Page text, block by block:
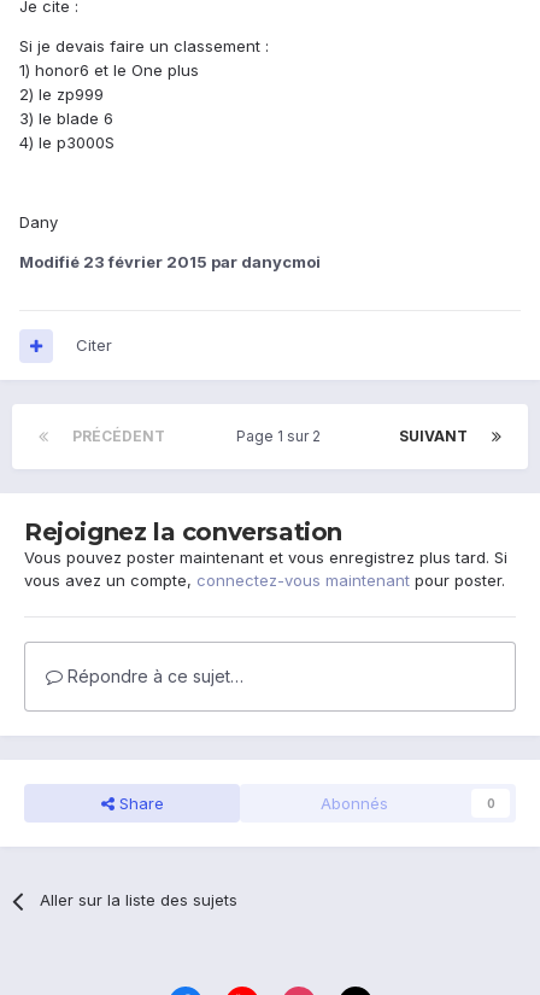
Je cite :
Si je devais faire un classement :
1) honor6 et le One plus
2) le zp999
3) le blade 6
4) le p3000S
Dany
Modifié 23 février 2015 par danycmoi
Citer
PRÉCÉDENT SUIVANT
Page 1 sur 2
Rejoignez la conversation
Vous pouvez poster maintenant et vous enregistrez plus tard. Si
vous avez un compte, connectez-vous maintenant pour poster.
Répondre à ce sujet…
Share Abonnés 0
Aller sur la liste des sujets